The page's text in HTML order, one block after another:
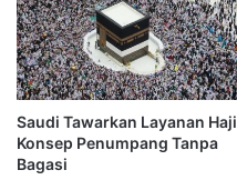
Saudi Tawarkan Layanan Haji
Konsep Penumpang Tanpa
Bagasi